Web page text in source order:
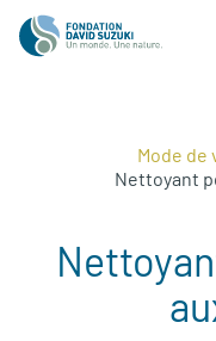
Mode de
Nettoyant